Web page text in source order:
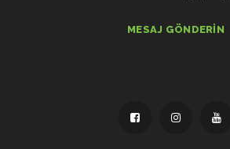
MESAJ GÖNDERIN